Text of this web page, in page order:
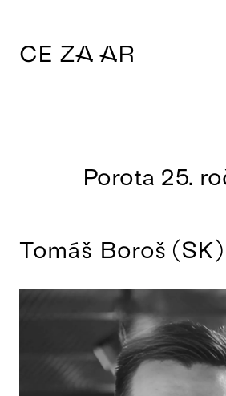
CE ZA AR
Porota 25.
Tomáš Boroš (SK)